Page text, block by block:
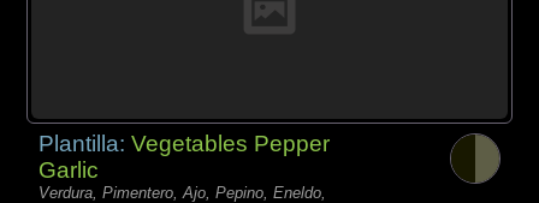
Plantilla:Vegetables Pepper
Garlic
Verdura, Pimentero, Ajo, Pepino, Eneldo,